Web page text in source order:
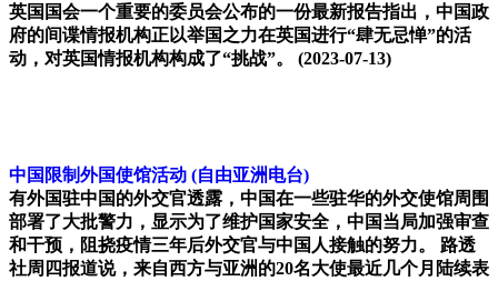
英国国会一个重要的委员会公布的一份最新报告指出，中国政
府的间谍情报机构正以举国之力在英国进行“肆无忌惮”的活
动，对英国情报机构构成了“挑战”。
(2023-07-13)
中国限制外国使馆活动 (自由亚洲电台)
有外国驻中国的外交官透露，中国在一些驻华的外交使馆周围
部署了大批警力，显示为了维护国家安全，中国当局加强审查
和干预，阻挠疫情三年后外交官与中国人接触的努力。 路透
社周四报道说，来自西方与亚洲的20名大使最近几个月陆续表